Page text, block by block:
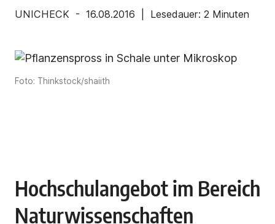
UNICHECK - 16.08.2016 | Lesedauer: 2 Minuten
Foto: Thinkstock/shaiith
Hochschulangebot im Bereich
Naturwissenschaften